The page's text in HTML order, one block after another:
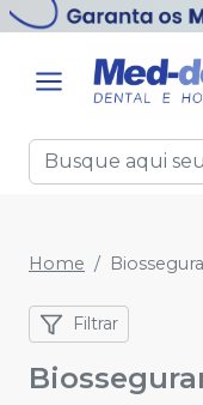
Home
Filtrar